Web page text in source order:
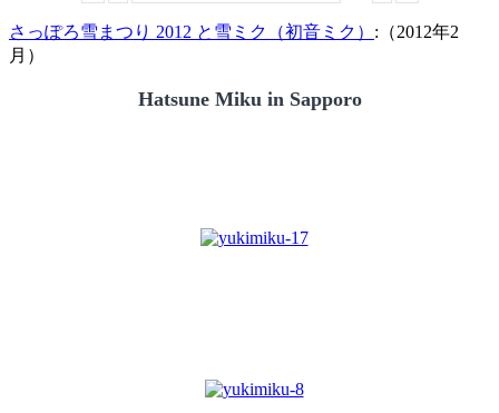
さっぽろ雪まつり 2012 と雪ミク（初音ミク） :（2012年2
月）
Hatsune Miku in Sapporo